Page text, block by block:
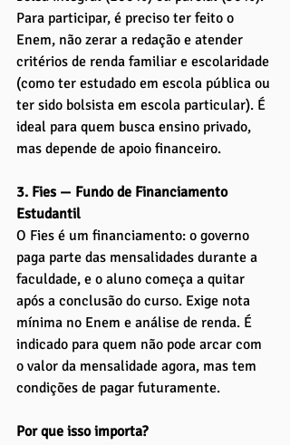
Para participar, é preciso ter feito o
Enem, não zerar a redação e atender
critérios de renda familiar e escolaridade
(como ter estudado em escola pública ou
ter sido bolsista em escola particular). É
ideal para quem busca ensino privado,
mas depende de apoio financeiro.
3. Fies — Fundo de Financiamento
Estudantil
O Fies é um financiamento: o governo
paga parte das mensalidades durante a
faculdade, e o aluno começa a quitar
após a conclusão do curso. Exige nota
mínima no Enem e análise de renda. É
indicado para quem não pode arcar com
o valor da mensalidade agora, mas tem
condições de pagar futuramente.
Por que isso importa?